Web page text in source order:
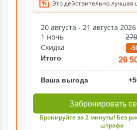
Это действительно лучшая
20 августа - 21 августа
1 ночь
Скидка
-
Итого 26
Ваша выгода
Забронировать
Бронируйте за 2 минуты! Без
штрафа